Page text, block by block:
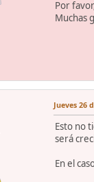
Por
Muchas
Jueves 26
Esto no
será
En el